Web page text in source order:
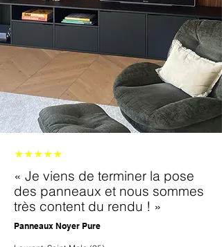
★★★★★
« Je viens de terminer la pose
des panneaux et nous sommes
très content du rendu ! »
Panneaux Noyer Pure